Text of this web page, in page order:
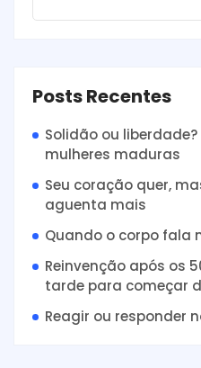
Posts Recentes
Solidão ou
mulheres maduras
Seu coração quer,
aguenta mais
Quando o corpo fala
Reinvenção após os
tarde para começar
Reagir ou responder